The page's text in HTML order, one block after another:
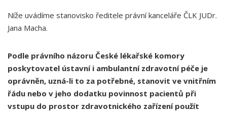
Níže uvádíme stanovisko ředitele právní kanceláře ČLK JUDr.
Jana Macha.
Podle právního názoru České lékařské komory
poskytovatel ústavní i ambulantní zdravotní péče je
oprávněn, uzná-li to za potřebné, stanovit ve vnitřním
řádu nebo v jeho dodatku povinnost pacientů při
vstupu do prostor zdravotnického zařízení použít